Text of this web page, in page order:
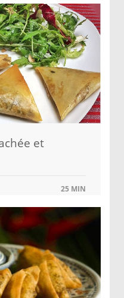
et
25 MIN